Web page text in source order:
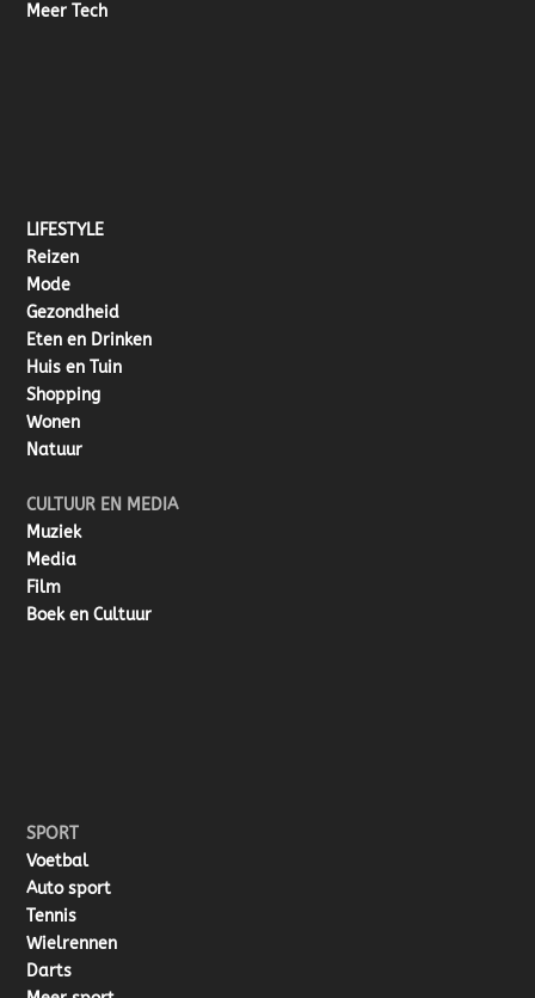
Meer Tech
LIFESTYLE
Reizen
Mode
Gezondheid
Eten en Drinken
Huis en Tuin
Shopping
Wonen
Natuur
CULTUUR EN MEDIA
Muziek
Media
Film
Boek en Cultuur
SPORT
Voetbal
Auto sport
Tennis
Wielrennen
Darts